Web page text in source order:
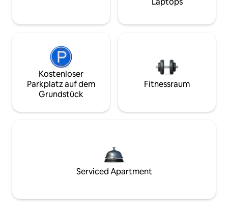
Kostenloser
Parkplatz auf dem
Grundstück
Fitnessraum
Serviced Apartment